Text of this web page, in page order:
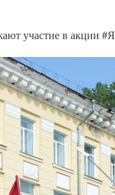
участие в акции #Я